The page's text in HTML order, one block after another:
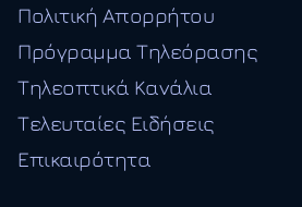
Πολιτική Απορρήτου
Πρόγραμμα Τηλεόρασης
Τηλεοπτικά Κανάλια
Τελευταίες Ειδήσεις
Επικαιρότητα